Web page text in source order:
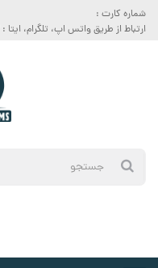
شماره کارت :
ارتباط از طریق واتس اپ، تلگرام، ایتا :